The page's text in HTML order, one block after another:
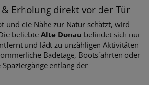
Erholung direkt vor der Tür
und die Nähe zur Natur schätzt, wird
beliebte Alte Donau befindet sich nur
und lädt zu unzähligen Aktivitäten
Badetage, Bootsfahrten oder
entlang der